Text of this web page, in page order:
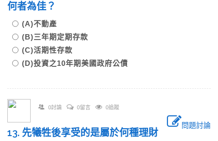
何者為佳？
(A)不動產
(B)三年期定期存款
(C)活期性存款
(D)投資之10年期美國政府公債
0討論 0留言 0追蹤
問題討論
13. 先犧牲後享受的是屬於何種理財